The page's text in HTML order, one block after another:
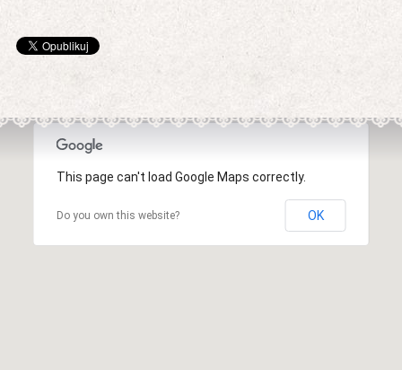
This page can't load Google Maps correctly.
Do you own this website? OK